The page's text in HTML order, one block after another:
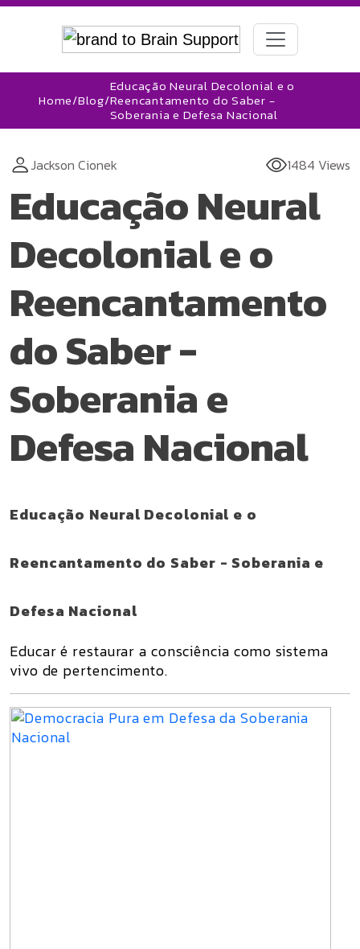
Home/Blog/
Educação Neural Decolonial e o
Reencantamento do Saber -
Soberania e Defesa Nacional
Jackson Cionek 1484 Views
Educação Neural
Decolonial e o
Reencantamento
do Saber -
Soberania e
Defesa Nacional
Educação Neural Decolonial e o
Reencantamento do Saber - Soberania e
Defesa Nacional
Educar é restaurar a consciência como sistema
vivo de pertencimento.